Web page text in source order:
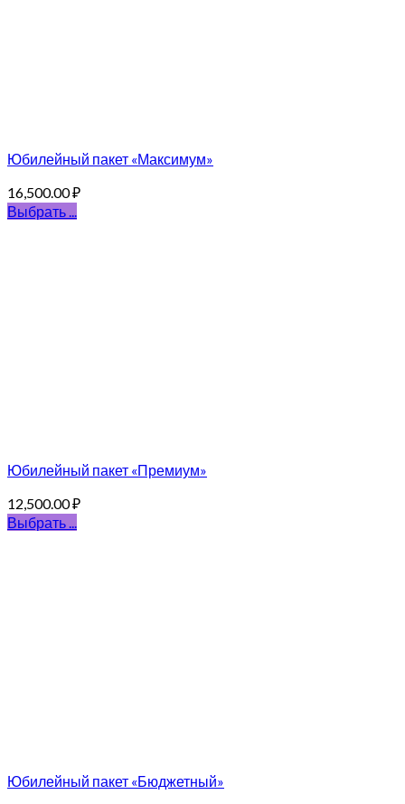
Юбилейный пакет «Максимум»
16,500.00₽
Выбрать ...
Юбилейный пакет «Премиум»
12,500.00₽
Выбрать ...
Юбилейный пакет «Бюджетный»